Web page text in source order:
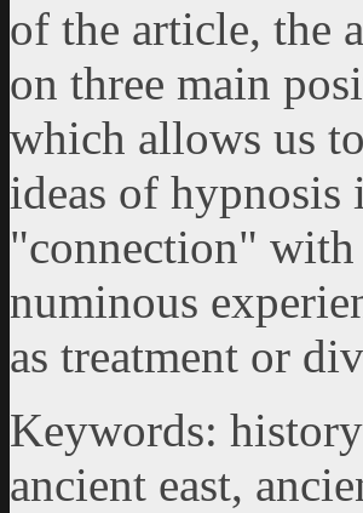
of the article, the
on three main
which allows us
ideas of
"connection"
numinous
as treatment or
Keywords:
ancient east,